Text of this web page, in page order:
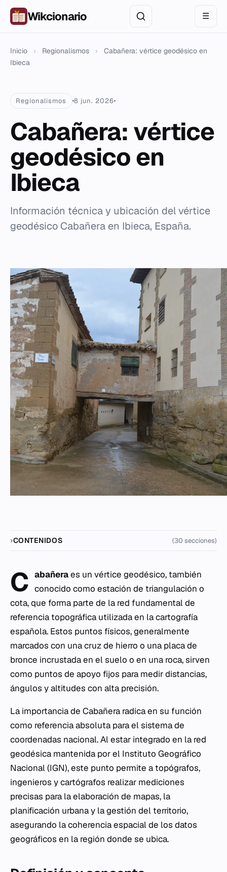
Wikcionario ☰
Inicio › Regionalismos ›
Cabañera: vértice geodésico en
Ibieca
Regionalismos 8 jun. 2026
Cabañera: vértice
geodésico en
Ibieca
Información técnica y ubicación del vértice
geodésico Cabañera en Ibieca, España.
CONTENIDOS (30 secciones)
C abañeraes un vértice geodésico, también
conocido como estación de triangulación o
cota, que forma parte de la red fundamental de
referencia topográfica utilizada en la cartografía
española. Estos puntos físicos, generalmente
marcados con una cruz de hierro o una placa de
bronce incrustada en el suelo o en una roca, sirven
como puntos de apoyo fijos para medir distancias,
ángulos y altitudes con alta precisión.
La importancia de Cabañera radica en su función
como referencia absoluta para el sistema de
coordenadas nacional. Al estar integrado en la red
geodésica mantenida por el Instituto Geográfico
Nacional (IGN), este punto permite a topógrafos,
ingenieros y cartógrafos realizar mediciones
precisas para la elaboración de mapas, la
planificación urbana y la gestión del territorio,
asegurando la coherencia espacial de los datos
geográficos en la región donde se ubica.